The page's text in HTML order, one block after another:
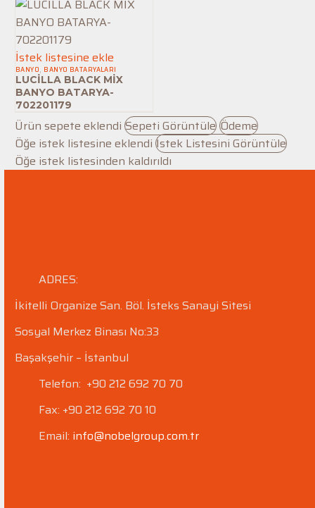
LUCİLLA
BLACK
MİX
BANYO
BATARYA-
702201179
İstek listesine ekle
BANYO, BANYO BATARYALARI
LUCİLLA BLACK MİX
BANYO BATARYA-
702201179
Ürün sepete eklendi Sepeti Görüntüle Ödeme
Öğe istek listesine eklendi İstek Listesini Görüntüle
Öğe istek listesinden kaldırıldı
ADRES:
İkitelli Organize San. Böl. İsteks Sanayi Sitesi
Sosyal Merkez Binası No:33
Başakşehir – İstanbul
Telefon: +90 212 692 70 70
Fax: +90 212 692 70 10
Email: info@nobelgroup.com.tr